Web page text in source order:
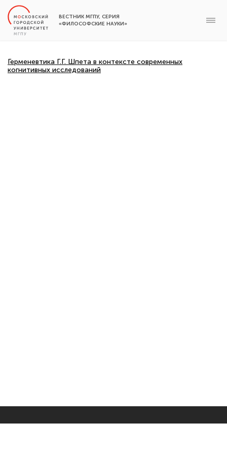
ВЕСТНИК МГПУ, СЕРИЯ
«ФИЛОСОФСКИЕ НАУКИ»
Герменевтика Г.Г. Шпета в контексте современных
когнитивных исследований